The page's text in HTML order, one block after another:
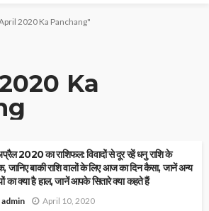
2020 Ka Panchang"
Ka
2020 का राशिफल: विवादों से दूर रहें धनु राशि के
जानिए बाकी राशि वालों के लिए आज का दिन कैसा, जानें अन्य
का क्या है हाल, जानें आपके सितारे क्या कहते हैं
admin April 10, 2020